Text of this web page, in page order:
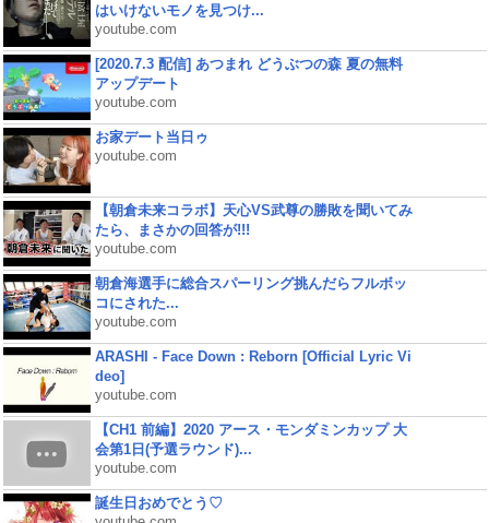
はいけないモノを見つけ...
youtube.com
[2020.7.3 配信] あつまれ どうぶつの森 夏の無料
アップデート
youtube.com
お家デート当日ゥ
youtube.com
【朝倉未来コラボ】天心VS武尊の勝敗を聞いてみ
たら、まさかの回答が!!!
youtube.com
朝倉海選手に総合スパーリング挑んだらフルボッ
コにされた...
youtube.com
ARASHI - Face Down : Reborn [Official Lyric Vi
deo]
youtube.com
【CH1 前編】2020 アース・モンダミンカップ 大
会第1日(予選ラウンド)...
youtube.com
誕生日おめでとう♡